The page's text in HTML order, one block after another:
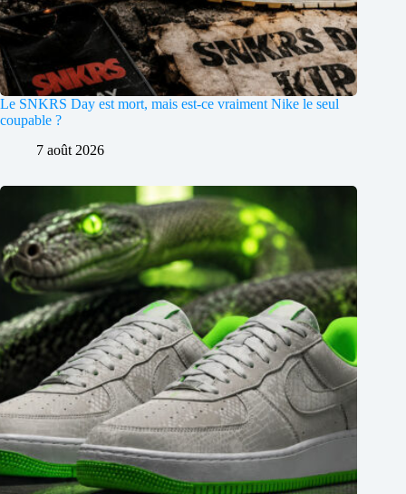
Le SNKRS Day est mort, mais est-ce vraiment Nike le seul
coupable ?
7 août 2026